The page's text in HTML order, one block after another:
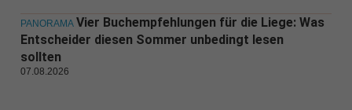
PANORAMA Vier Buchempfehlungen für die Liege: Was
Entscheider diesen Sommer unbedingt lesen
sollten
07.08.2026